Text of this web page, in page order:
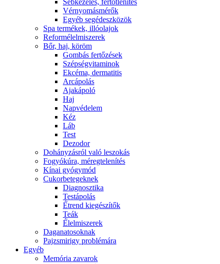
Sebkezelés, fertőtlenítés
Vérnyomásmérők
Egyéb segédeszközök
Spa termékek, illóolajok
Reformélelmiszerek
Bőr, haj, köröm
Gombás fertőzések
Szépségvitaminok
Ekcéma, dermatitis
Arcápolás
Ajakápoló
Haj
Napvédelem
Kéz
Láb
Test
Dezodor
Dohányzásról való leszokás
Fogyókúra, méregtelenítés
Kínai gyógymód
Cukorbetegeknek
Diagnosztika
Testápolás
É́trend kiegészítők
Teák
É́lelmiszerek
Daganatosoknak
Pajzsmirigy problémára
Egyéb
Memória zavarok